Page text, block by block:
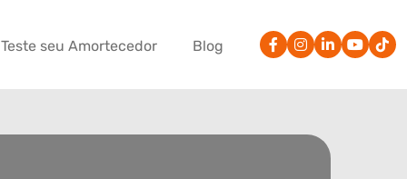
Teste seu Amortecedor Blog